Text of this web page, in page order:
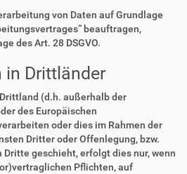
von Daten auf Grundlage
beauftragen,
des Art. 28 DSGVO.
in Drittländer
(d.h. außerhalb der
des Europäischen
oder dies im Rahmen der
Dritter oder Offenlegung, bzw.
geschieht, erfolgt dies nur, wenn
Pflichten, auf